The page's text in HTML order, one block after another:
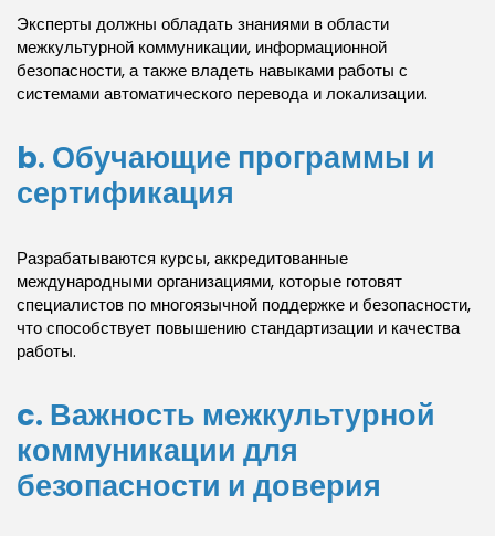
Эксперты должны обладать знаниями в области
межкультурной коммуникации, информационной
безопасности, а также владеть навыками работы с
системами автоматического перевода и локализации.
b. Обучающие программы и
сертификация
Разрабатываются курсы, аккредитованные
международными организациями, которые готовят
специалистов по многоязычной поддержке и безопасности,
что способствует повышению стандартизации и качества
работы.
c. Важность межкультурной
коммуникации для
безопасности и доверия